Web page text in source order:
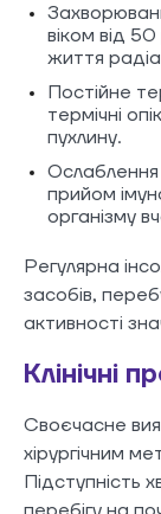
віком від
життя
Постійне
термічні
пухлину.
Ослаблення
прийом
організму
Регулярна
засобів,
активності
Клінічні
Своєчасне
хірургічним
Підступність